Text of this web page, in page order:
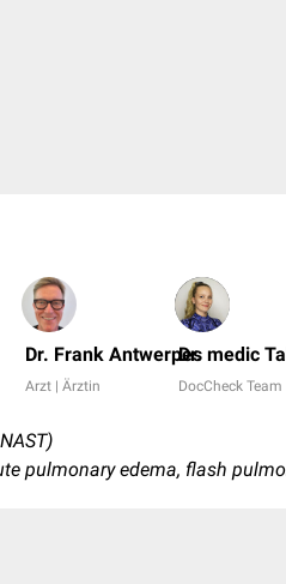
Dr. Frank Antwerpes
Arzt | Ärztin
Dr. medic
DocCheck Team
pulmonary edema, flash